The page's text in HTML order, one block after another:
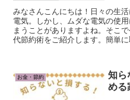
みなさんこんにちは！日々の生
電気。しかし、ムダな電気の使
まうことがありますよね。そこ
代節約術をご紹介します。簡単
お金・節約
知ら
める